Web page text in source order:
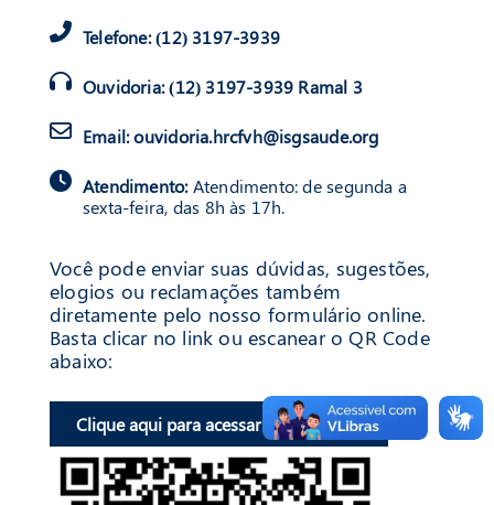
Telefone: (12) 3197-3939
Ouvidoria:(12) 3197-3939 Ramal 3
Email:ouvidoria.hrcfvh@isgsaude.org
Atendimento:Atendimento: de segunda a
sexta-feira, das 8h às 17h.
Você pode enviar suas dúvidas, sugestões,
elogios ou reclamações também
diretamente pelo nosso formulário online.
Basta clicar no link ou escanear o QR Code
abaixo:
Clique aqui para acessar o formulário